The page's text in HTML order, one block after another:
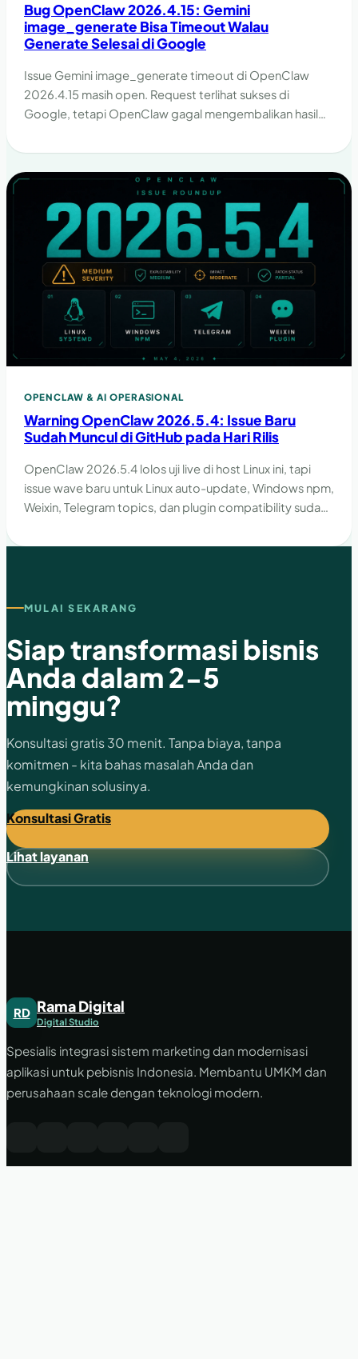
Bug OpenClaw 2026.4.15: Gemini
image_generate Bisa Timeout Walau
Generate Selesai di Google
Issue Gemini image_generate timeout di OpenClaw
2026.4.15 masih open. Request terlihat sukses di
Google, tetapi OpenClaw gagal mengembalikan hasil
OPENCLAW & AI OPERASIONAL
Warning OpenClaw 2026.5.4: Issue Baru
Sudah Muncul di GitHub pada Hari Rilis
OpenClaw 2026.5.4 lolos uji live di host Linux ini, tapi
issue wave baru untuk Linux auto-update, Windows npm,
Weixin, Telegram topics, dan plugin compatibility sudah
MULAI SEKARANG
Siap transformasi bisnis
Anda dalam 2-5
minggu?
Konsultasi gratis 30 menit. Tanpa biaya, tanpa
komitmen - kita bahas masalah Anda dan
kemungkinan solusinya.
Konsultasi Gratis
Lihat layanan
RD Rama Digital
Digital Studio
Spesialis integrasi sistem marketing dan modernisasi
aplikasi untuk pebisnis Indonesia. Membantu UMKM dan
perusahaan scale dengan teknologi modern.